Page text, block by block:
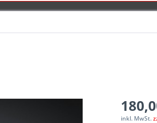
inkl. MwSt.